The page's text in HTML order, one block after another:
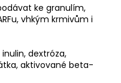
ke granulím,
vhkým krmivům i
dextróza,
aktivované beta-